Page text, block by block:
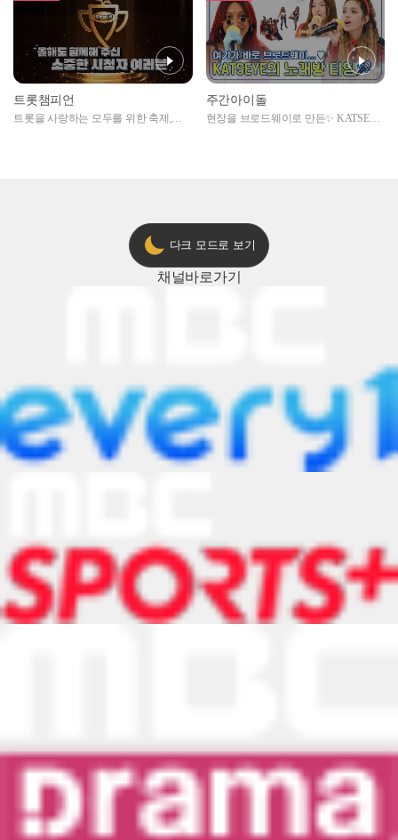
트롯챔피언
트롯을 사랑하는 모두를 위한 축제,
주간아이돌
현장을 브로드웨이로 만든✨ KATSEYE
다크 모드로 보기
채널바로가기